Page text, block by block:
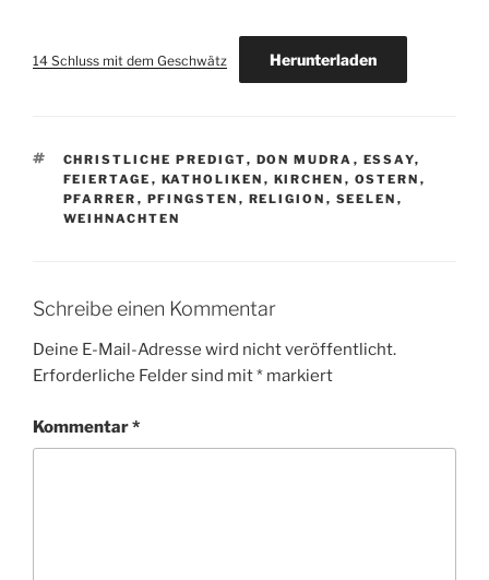
14 Schluss mit dem Geschwätz Herunterladen
SCHLAGWÖRTER
CHRISTLICHE PREDIGT, DON MUDRA , ESSAY,
FEIERTAGE , KATHOLIKEN , KIRCHEN , OSTERN ,
PFARRER , PFINGSTEN , RELIGION , SEELEN ,
WEIHNACHTEN
Schreibe einen Kommentar
Deine E-Mail-Adresse wird nicht veröffentlicht.
Erforderliche Felder sind mit* markiert
Kommentar*